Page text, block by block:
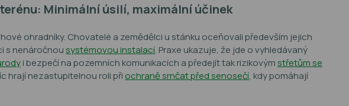
Minimální úsilí, maximální účinek
ohradníky. Chovatelé a zemědělci u stánku oceňovali především jejich
s nenáročnou systémovou instalací. Praxe ukazuje, že jde o vyhledávaný
i bezpečí na pozemních komunikacích a předejít tak rizikovým střetům se
hrají nezastupitelnou roli při ochraně srnčat před senosečí, kdy pomáhají